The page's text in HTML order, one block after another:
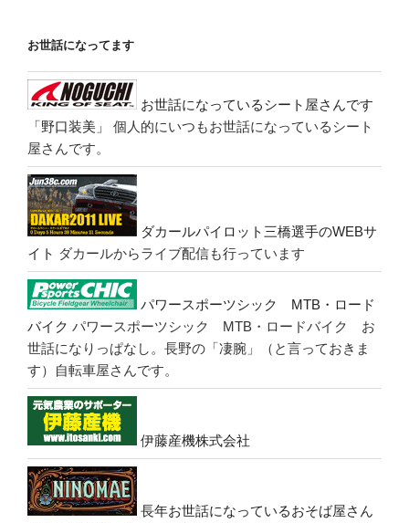
お世話になってます
お世話になっているシート屋さんです
「野口装美」
個人的にいつもお世話になっているシート
屋さんです。
ダカールパイロット三橋選手のWEBサ
イト ダカールからライブ配信も行っています
パワースポーツシック MTB・ロード
バイク パワースポーツシック MTB・ロードバイク お
世話になりっぱなし。長野の「凄腕」（と言っておきま
す）自転車屋さんです。
伊藤産機株式会社
長年お世話になっているおそば屋さん